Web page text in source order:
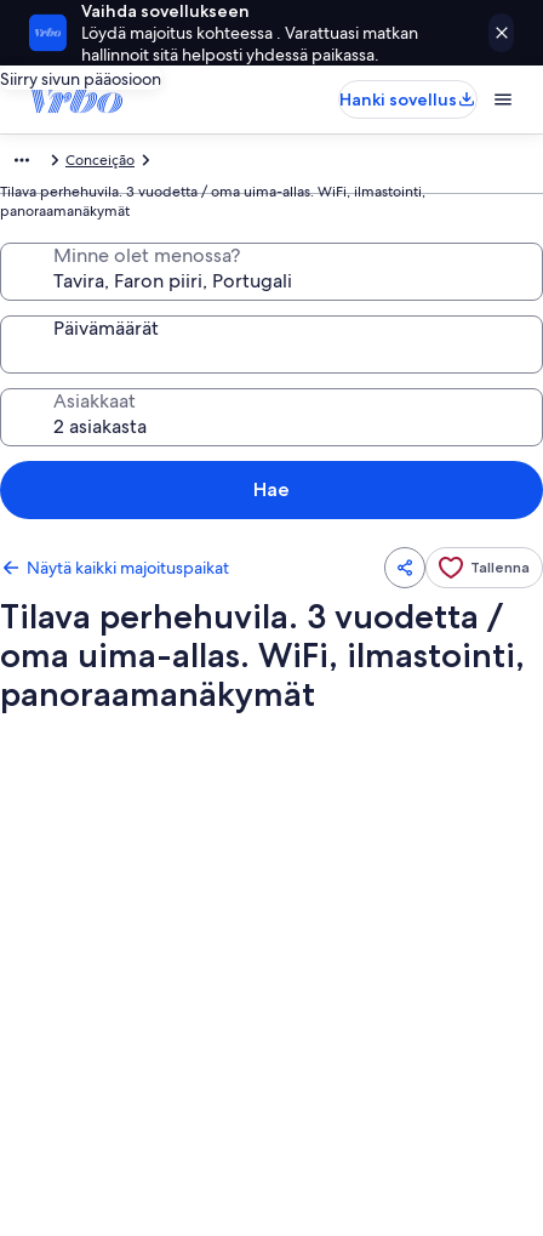
Vaihda sovellukseen
Löydä majoitus kohteessa . Varattuasi matkan
hallinnoit sitä helposti yhdessä paikassa.
Siirry sivun pääosioon
Hanki sovellus
Conceição
Tilava perhehuvila. 3 vuodetta / oma uima-allas. WiFi, ilmastointi,
panoraamanäkymät
Minne olet menossa?
Päivämäärät
Asiakkaat
Hae
Näytä kaikki majoituspaikat Tallenna
Tilava perhehuvila. 3 vuodetta /
oma uima-allas. WiFi, ilmastointi,
panoraamanäkymät